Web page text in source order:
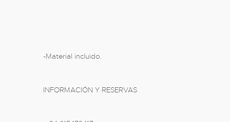
-Material incluido.
INFORMACIÓN Y RESERVAS